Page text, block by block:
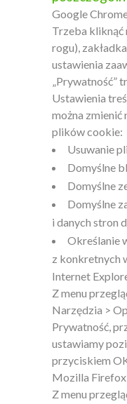
Google
Trzeba kliknąć
rogu),
ustawienia
„Prywatność”
Ustawienia
można zmienić
plików cookie:
Usuwanie
Domyślne
Domyślne
Domyślne
i danych stron
Określanie
z konkretnych
Internet
Z menu
Narzędzia >
Prywatność,
ustawiamy
przyciskiem
Mozilla Firefox
Z menu